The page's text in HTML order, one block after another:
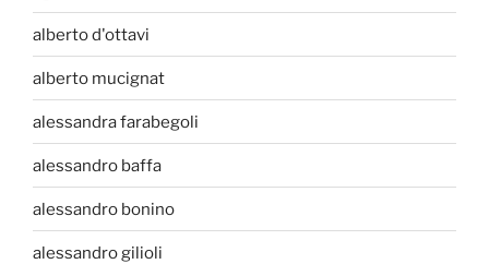
alberto d'ottavi
alberto mucignat
alessandra farabegoli
alessandro baffa
alessandro bonino
alessandro gilioli